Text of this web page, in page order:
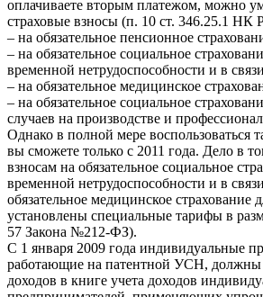
оплачиваете вторым платежом, можно
страховые взносы (п. 10 ст. 346.25.1 НК
– на обязательное пенсионное
– на обязательное социальное
временной нетрудоспособности и в
– на обязательное медицинское
– на обязательное социальное
случаев на производстве и
Однако в полной мере воспользоваться
вы сможете только с 2011 года. Дело в
взносам на обязательное социальное
временной нетрудоспособности и в
обязательное медицинское страхование
установлены специальные тарифы в
57 Закона №212-ФЗ).
С 1 января 2009 года индивидуальные
работающие на патентной УСН, должны
доходов в книге учета доходов